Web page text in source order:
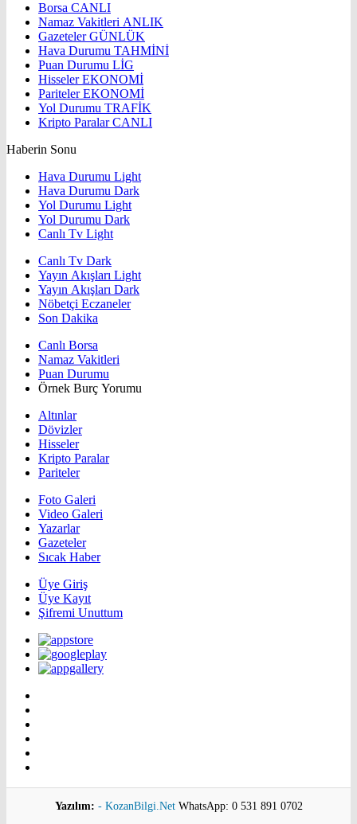
Borsa CANLI
Namaz Vakitleri ANLIK
GazetelerGÜNLÜK
Hava Durumu TAHMİNİ
Puan Durumu LİG
HisselerEKONOMİ
ParitelerEKONOMİ
Yol Durumu TRAFİK
Kripto ParalarCANLI
Haberin Sonu
Hava Durumu Light
Hava Durumu Dark
Yol Durumu Light
Yol Durumu Dark
Canlı Tv Light
Canlı Tv Dark
Yayın Akışları Light
Yayın Akışları Dark
Nöbetçi Eczaneler
Son Dakika
Canlı Borsa
Namaz Vakitleri
Puan Durumu
Örnek Burç Yorumu
Altınlar
Dövizler
Hisseler
Kripto Paralar
Pariteler
Foto Galeri
Video Galeri
Yazarlar
Gazeteler
Sıcak Haber
Üye Giriş
Üye Kayıt
Şifremi Unuttum
Yazılım: - KozanBilgi.Net WhatsApp: 0 531 891 0702